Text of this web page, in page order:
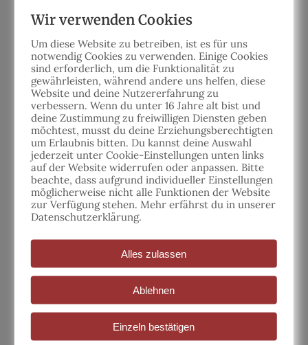
Getränke stehen den ganzen Tag über zur freien
Verfügung.
Nachmittagsaktivitäten
Unsere Nachmittagsaktivitäten sind nicht nur
unterhaltsam, sondern auch lehrreich. Ihre Kinder
können an aufregenden Rallyes teilnehmen, ihre
Kreativität bei einem Kostümwettbewerb entfalten
und vieles mehr.
Umfassendes pädagogisches
Erlebnis
für ihre Kinder wollen. Wir bieten nicht nur
Reitunterricht, sondern ein umfassendes
pädagogisches Erlebnis, das das Selbstvertrauen,
die Verantwortungsbereitschaft und die sozialen
Fähigkeiten der Kinder stärkt. Zusätzlich bietet der
Nussbaumhof alle Möglichkeiten, die Vielfalt der
Wir verwenden Cookies
Um diese Website zu betreiben, ist es für uns
notwendig Cookies zu verwenden. Einige Cookies
sind erforderlich, um die Funktionalität zu
gewährleisten, während andere uns helfen, diese
Website und deine Nutzererfahrung zu
verbessern. Wenn du unter 16 Jahre alt bist und
deine Zustimmung zu freiwilligen Diensten geben
möchtest, musst du deine Erziehungsberechtigten
um Erlaubnis bitten. Du kannst deine Auswahl
jederzeit unter Cookie-Einstellungen unten links
auf der Website widerrufen oder anpassen. Bitte
beachte, dass aufgrund individueller Einstellungen
möglicherweise nicht alle Funktionen der Website
zur Verfügung stehen. Mehr erfährst du in unserer
Datenschutzerklärung.
Alles zulassen
Ablehnen
Einzeln bestätigen